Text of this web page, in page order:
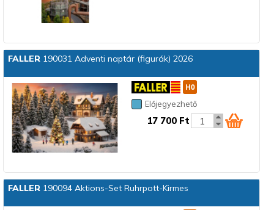
FALLER190031 Adventi naptár (figurák) 2026
Előjegyezhető
17 700 Ft
FALLER190094 Aktions-Set Ruhrpott-Kirmes